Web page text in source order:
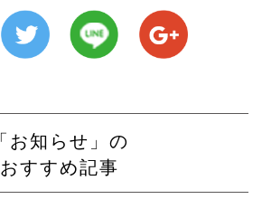
「お知らせ」の
おすすめ記事